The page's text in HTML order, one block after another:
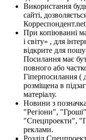
Використання
сайті,
При копіюванні
і світу» , для
відкрите для
Посилання має
повного або
Гіперпосилання (
розміщена в
матеріалу.
Новини з
"Регіони",
"Спецпроекти",
реклами.